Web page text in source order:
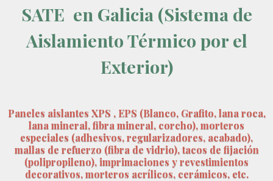
SATE en Galicia (Sistema de
Aislamiento Térmico por el
Exterior)
Paneles aislantes XPS , EPS (Blanco, Grafito, lana roca,
lana mineral, fibra mineral, corcho), morteros
especiales (adhesivos, regularizadores, acabado),
mallas de refuerzo (fibra de vidrio), tacos de fijación
(polipropileno), imprimaciones y revestimientos
decorativos, morteros acrílicos, cerámicos, etc.